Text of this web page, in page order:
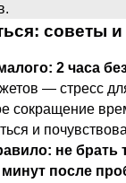
советы
2 часа
— стресс
сокращение
и
не брать
минут после